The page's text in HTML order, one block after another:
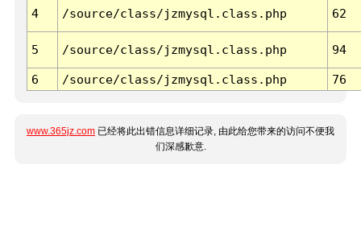
4 /source/class/jzmysql.class.php 62
5 /source/class/jzmysql.class.php 94
6 /source/class/jzmysql.class.php 76
www.365jz.com 已经将此出错信息详细记录, 由此给您带来的访问不便我
们深感歉意.